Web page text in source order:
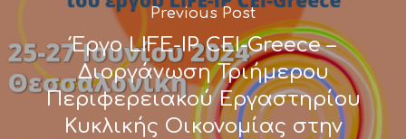
Previous Post
Έργο LIFE-IP CEI-Greece –
Διοργάνωση Τριήμερου
Περιφερειακού Εργαστηρίου
Κυκλικής Οικονομίας στην